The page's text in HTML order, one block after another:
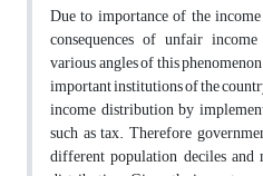
Due to importance of the
consequences of unfair
various angles of this
important institutions of the
income distribution by
such as tax. Therefore
different population deciles